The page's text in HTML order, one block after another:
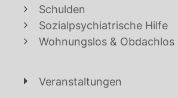
Schulden
Sozialpsychiatrische Hilfe
Wohnungslos & Obdachlos
Veranstaltungen